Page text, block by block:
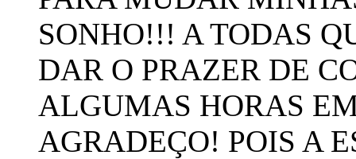
SONHO!!! A TODAS
DAR O PRAZER DE
ALGUMAS HORAS
AGRADEÇO! POIS A